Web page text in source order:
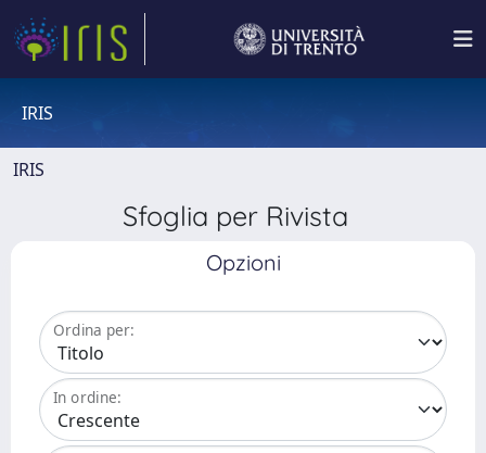
IRIS
IRIS
Sfoglia per Rivista
Opzioni
Ordina per:
In ordine: